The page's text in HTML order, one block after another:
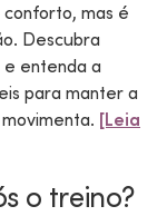
mas é
Descubra
entenda a
para manter a
[Leia
o treino?